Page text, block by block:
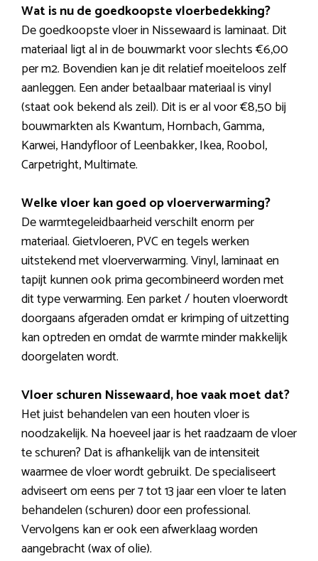
Wat is nu de goedkoopste vloerbedekking?
De goedkoopste vloer in Nissewaard is laminaat. Dit
materiaal ligt al in de bouwmarkt voor slechts €6,00
per m2. Bovendien kan je dit relatief moeiteloos zelf
aanleggen. Een ander betaalbaar materiaal is vinyl
(staat ook bekend als zeil). Dit is er al voor €8,50 bij
bouwmarkten als Kwantum, Hornbach, Gamma,
Karwei, Handyfloor of Leenbakker, Ikea, Roobol,
Carpetright, Multimate.
Welke vloer kan goed op vloerverwarming?
De warmtegeleidbaarheid verschilt enorm per
materiaal. Gietvloeren, PVC en tegels werken
uitstekend met vloerverwarming. Vinyl, laminaat en
tapijt kunnen ook prima gecombineerd worden met
dit type verwarming. Een parket / houten vloerwordt
doorgaans afgeraden omdat er krimping of uitzetting
kan optreden en omdat de warmte minder makkelijk
doorgelaten wordt.
Vloer schuren Nissewaard, hoe vaak moet dat?
Het juist behandelen van een houten vloer is
noodzakelijk. Na hoeveel jaar is het raadzaam de vloer
te schuren? Dat is afhankelijk van de intensiteit
waarmee de vloer wordt gebruikt. De specialiseert
adviseert om eens per 7 tot 13 jaar een vloer te laten
behandelen (schuren) door een professional.
Vervolgens kan er ook een afwerklaag worden
aangebracht (wax of olie).